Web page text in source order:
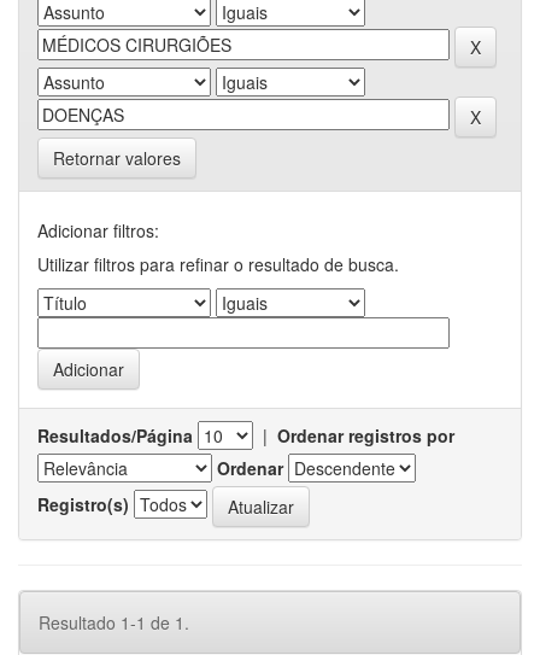
Retornar valores
Adicionar filtros:
Utilizar filtros para refinar o resultado de busca.
Resultados/Página | Ordenar registros por
Ordenar
Registro(s)
Resultado 1-1 de 1.